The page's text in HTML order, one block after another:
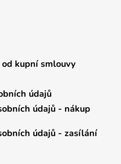
kupní smlouvy
údajů
údajů - nákup
údajů - zasílání